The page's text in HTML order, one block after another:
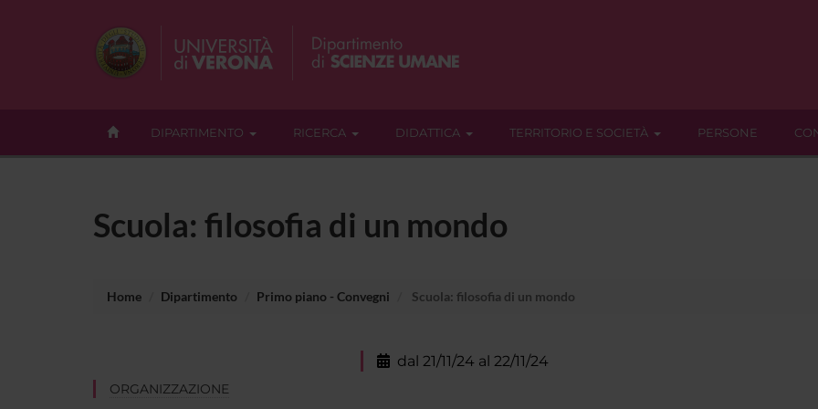
DIPARTIMENTO RICERCA DIDATTICA TERRITORIO E SOCIETÀ PERSONE
Scuola: filosofia di un mondo
Home Dipartimento Primo piano - Convegni Scuola: filosofia di un mondo
ORGANIZZAZIONE
dal 21/11/24 al 22/11/24